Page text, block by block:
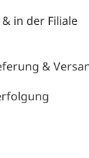
in der Filiale
&